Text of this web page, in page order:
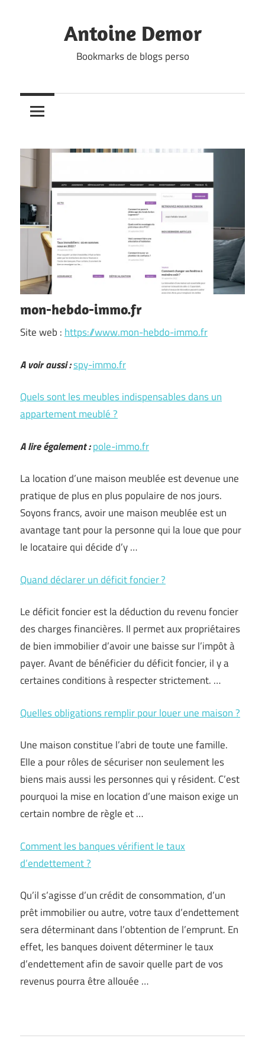
Antoine Demor
Bookmarks de blogs perso
mon-hebdo-immo.fr
Site web : https://www.mon-hebdo-immo.fr
A voir aussi :spy-immo.fr
Quels sont les meubles indispensables dans un
appartement meublé ?
A lire également :pole-immo.fr
La location d’une maison meublée est devenue une
pratique de plus en plus populaire de nos jours.
Soyons francs, avoir une maison meublée est un
avantage tant pour la personne qui la loue que pour
le locataire qui décide d’y …
Quand déclarer un déficit foncier ?
Le déficit foncier est la déduction du revenu foncier
des charges financières. Il permet aux propriétaires
de bien immobilier d’avoir une baisse sur l’impôt à
payer. Avant de bénéficier du déficit foncier, il y a
certaines conditions à respecter strictement. …
Quelles obligations remplir pour louer une maison ?
Une maison constitue l’abri de toute une famille.
Elle a pour rôles de sécuriser non seulement les
biens mais aussi les personnes qui y résident. C’est
pourquoi la mise en location d’une maison exige un
certain nombre de règle et …
Comment les banques vérifient le taux
d’endettement ?
Qu’il s’agisse d’un crédit de consommation, d’un
prêt immobilier ou autre, votre taux d’endettement
sera déterminant dans l’obtention de l’emprunt. En
effet, les banques doivent déterminer le taux
d’endettement afin de savoir quelle part de vos
revenus pourra être allouée …